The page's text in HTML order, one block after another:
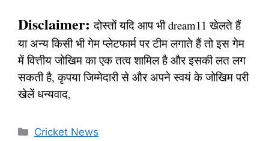
Disclaimer: दोस्तों यदि आप भी dream11 खेलते हैं
या अन्य किसी भी गेम प्लेटफार्म पर टीम लगाते हैं तो इस गेम
में वित्तीय जोखिम का एक तत्व शामिल है और इसकी लत लग
सकती है, कृपया जिम्मेदारी से और अपने स्वयं के जोखिम परी
खेलें धन्यवाद,
Categories
Cricket News